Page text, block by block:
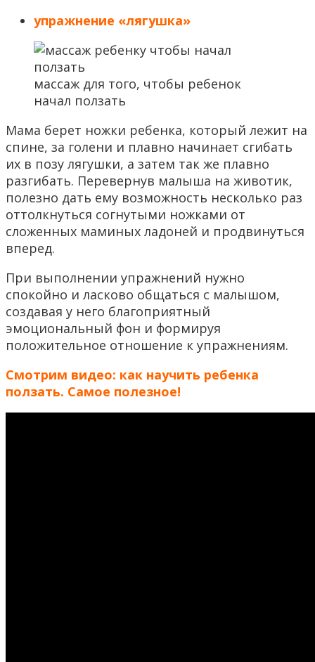
упражнение «лягушка»
массаж для того, чтобы ребенок
начал ползать
Мама берет ножки ребенка, который лежит на
спине, за голени и плавно начинает сгибать
их в позу лягушки, а затем так же плавно
разгибать. Перевернув малыша на животик,
полезно дать ему возможность несколько раз
оттолкнуться согнутыми ножками от
сложенных маминых ладоней и продвинуться
вперед.
При выполнении упражнений нужно
спокойно и ласково общаться с малышом,
создавая у него благоприятный
эмоциональный фон и формируя
положительное отношение к упражнениям.
Смотрим видео: как научить ребенка
ползать. Самое полезное!